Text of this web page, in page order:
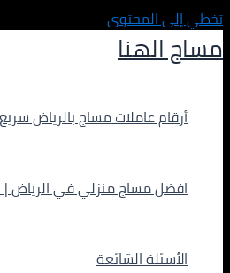
تخطي إلى المحتوى
مساج الهنا
أرقام عاملات مساج بالرياض سريع
افضل مساج منزلي في الرياض | 0560827041 | مساج الهنا الفاخر
الأسئلة الشائعة